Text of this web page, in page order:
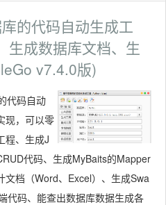
的代码自动生成工
生成数据库文档、生
v7.4.0版)
代码自动
现，可以零
程、生成J
代码、生成MyBaits的Mapper
文档（Word、Excel）、生成Swa
代码、能查出数据库数据生成各